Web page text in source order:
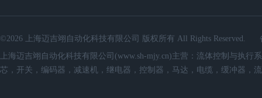
©2026 上海迈吉翊自动化科技有限公司 版权所有 All Rights Reserved.
上海迈吉翊自动化科技有限公司(www.sh-mjy.cn)主营：流体控制与执
芯，开关，编码器，减速机，继电器，控制器，马达，电缆，缓冲器，